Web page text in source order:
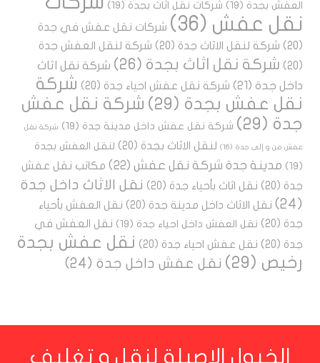
العفش بجدة (19) شركات نقل اثاث بجدة (19)
نقل عفش (36)
شركات نقل عفش في جدة
(20)
شركة لنقل الاثاث جدة (20)
شركة لنقل العفش جدة
(20)
شركة نقل اثاث بجدة (26)
شركة نقل اثاث
داخل جدة (21) شركة نقل عفش احياء جدة (20)
شركة
نقل عفش بجدة (29)
شركة نقل عفش
جدة (29) شركة نقل عفش داخل مدينة جدة (19) شركة نقل
عفش من و إلى جدة (16) لنقل الاثاث بجدة (20)
لنقل العفش بجدة
(19)
مدينة جدة شركة نقل عفش (22)
مكاتب نقل عفش
جدة (20) نقل اثاث بأحياء جدة (20)
نقل الاثاث داخل جدة
(24)
نقل الاثاث داخل مدينة جدة (20)
نقل العفش بأحياء
جدة (20) نقل العفش داخل احياء جدة (19)
نقل العفش في
جدة (20) نقل عفش احياء جدة (20)
نقل عفش بجدة
رخيص (29) نقل عفش داخل جدة (24)
الخيول الاصيلة لنقل و تغليف